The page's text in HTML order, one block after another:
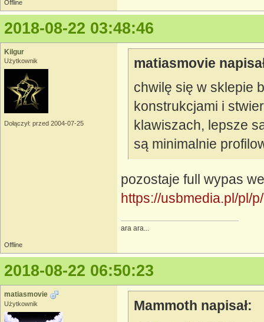
Offline
2018-08-22 03:48:46
Kilgur
Użytkownik
Dołączył: przed 2004-07-25
matiasmovie
chwilę się w sklepie
konstrukcjami i
klawiszach, lepsze
są minimalnie
pozostaje full wypas
https://usbmedia.pl/pl/
ara ara...
Offline
2018-08-22 06:50:23
matiasmovie
Użytkownik
Mammoth napisał: